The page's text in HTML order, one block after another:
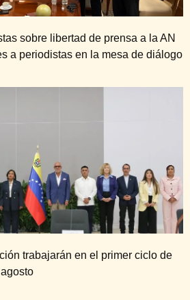
sobre libertad de prensa a la AN
a periodistas en la mesa de diálogo
trabajarán en el primer ciclo de